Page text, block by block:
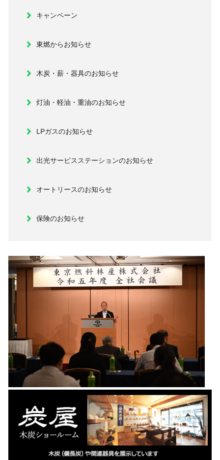
キャンペーン
東燃からお知らせ
木炭・薪・器具のお知らせ
灯油・軽油・重油のお知らせ
LPガスのお知らせ
出光サービスステーションのお知らせ
オートリースのお知らせ
保険のお知らせ